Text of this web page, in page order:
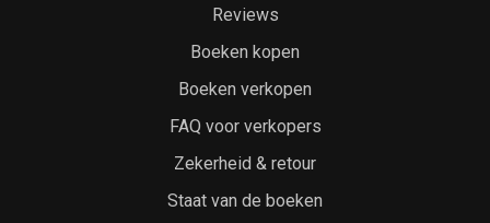
Reviews
Boeken kopen
Boeken verkopen
FAQ voor verkopers
Zekerheid & retour
Staat van de boeken